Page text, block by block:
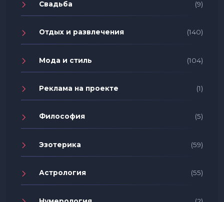
Свадьба (9)
Отдых и развлечения (140)
Мода и стиль (104)
Реклама на проекте (1)
Философия (5)
Эзотерика (59)
Астрология (55)